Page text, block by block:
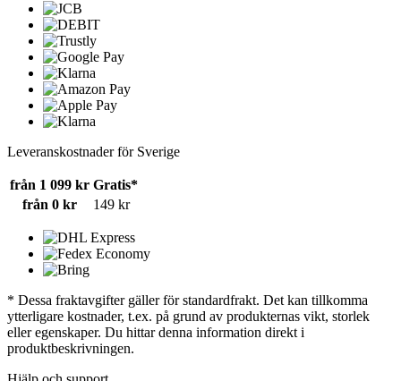
Leveranskostnader för Sverige
från 1 099 kr Gratis*
från 0 kr
149 kr
* Dessa fraktavgifter gäller för standardfrakt. Det kan tillkomma
ytterligare kostnader, t.ex. på grund av produkternas vikt, storlek
eller egenskaper. Du hittar denna information direkt i
produktbeskrivningen.